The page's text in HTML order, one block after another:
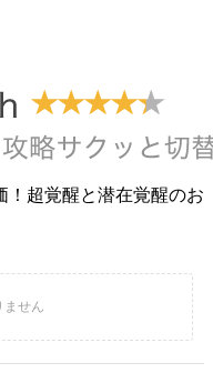
！超覚醒と潜在覚醒のお